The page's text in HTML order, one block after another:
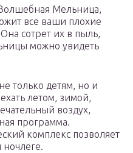
Мельница,
все ваши плохие
сотрет их в пыль,
можно увидеть
только детям, но и
летом, зимой,
воздух,
программа.
комплекс позволяет
ночлеге.